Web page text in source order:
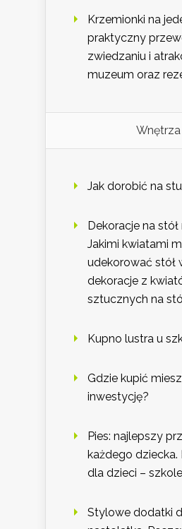
Krzemionki na
praktyczny
zwiedzaniu i
muzeum oraz
Wnętrza
Jak dorobić na
Dekoracje na
Jakimi kwiatami
udekorować stół
dekoracje z
sztucznych na
Kupno lustra u
Gdzie kupić
inwestycję?
Pies: najlepszy
każdego dziecka.
dla dzieci –
Stylowe dodatki